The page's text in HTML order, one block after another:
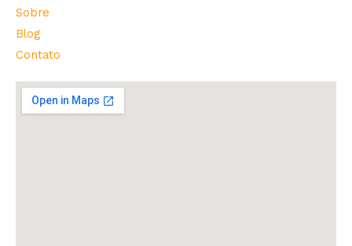
Sobre
Blog
Contato